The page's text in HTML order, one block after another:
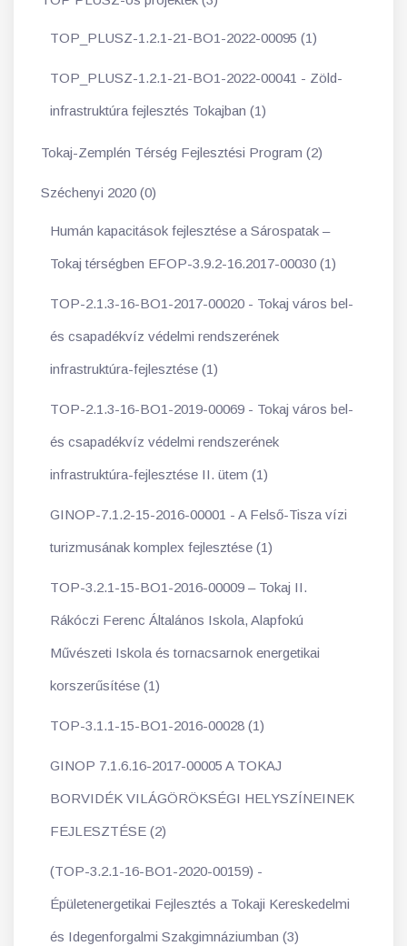
TOP_PLUSZ-1.2.1-21-BO1-2022-00095 (1)
TOP_PLUSZ-1.2.1-21-BO1-2022-00041 - Zöld-
infrastruktúra fejlesztés Tokajban (1)
Tokaj-Zemplén Térség Fejlesztési Program (2)
Széchenyi 2020 (0)
Humán kapacitások fejlesztése a Sárospatak –
Tokaj térségben EFOP-3.9.2-16.2017-00030 (1)
TOP-2.1.3-16-BO1-2017-00020 - Tokaj város bel-
és csapadékvíz védelmi rendszerének
infrastruktúra-fejlesztése (1)
TOP-2.1.3-16-BO1-2019-00069 - Tokaj város bel-
és csapadékvíz védelmi rendszerének
infrastruktúra-fejlesztése II. ütem (1)
GINOP-7.1.2-15-2016-00001 - A Felső-Tisza vízi
turizmusának komplex fejlesztése (1)
TOP-3.2.1-15-BO1-2016-00009 – Tokaj II.
Rákóczi Ferenc Általános Iskola, Alapfokú
Művészeti Iskola és tornacsarnok energetikai
korszerűsítése (1)
TOP-3.1.1-15-BO1-2016-00028 (1)
GINOP 7.1.6.16-2017-00005 A TOKAJ
BORVIDÉK VILÁGÖRÖKSÉGI HELYSZÍNEINEK
FEJLESZTÉSE (2)
(TOP-3.2.1-16-BO1-2020-00159) -
Épületenergetikai Fejlesztés a Tokaji Kereskedelmi
és Idegenforgalmi Szakgimnáziumban (3)